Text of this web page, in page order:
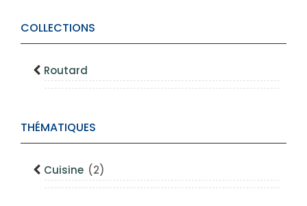
COLLECTIONS
Routard
THÉMATIQUES
Cuisine (2)